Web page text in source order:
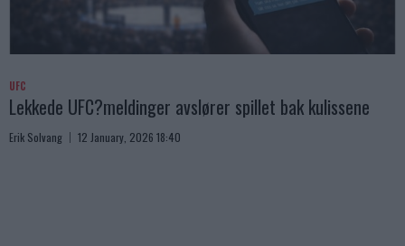
UFC
Lekkede UFC?meldinger avslører spillet bak kulissene
Erik Solvang 12 January, 2026 18:40